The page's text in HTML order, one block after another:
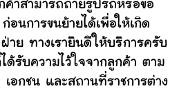
ค้าสามารถถ่ายรูปรถหรือขอ
อนการขนย้ายได้เพื่อให้เกิด
าย ทางเรายินดีให้บริการครับ
ด้รับความไว้ใจจากลูกค้า ตาม
อกชน และสถานที่ราชการต่าง